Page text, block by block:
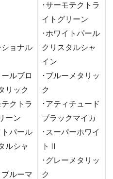
ショナル
ルブロ
リック
テクトラ
ーン
トパール
ルシャ
ブルーマ
･サーモテクトラ
イトグリーン
･ホワイトパール
クリスタルシャ
イン
･ブルーメタリッ
ク
･アティチュード
ブラックマイカ
･スーパーホワイ
トⅡ
･グレーメタリッ
ク